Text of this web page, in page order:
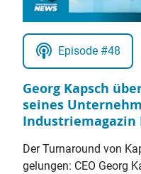
Episode #48
Georg Kapsch
seines
Industriemagazin
Der Turnaround von
gelungen: CEO Georg